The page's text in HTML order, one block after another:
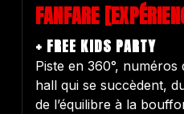
FANFARE
+ FREE KIDS PARTY
Piste en 360°,
hall qui se succèdent,
de l’équilibre à la